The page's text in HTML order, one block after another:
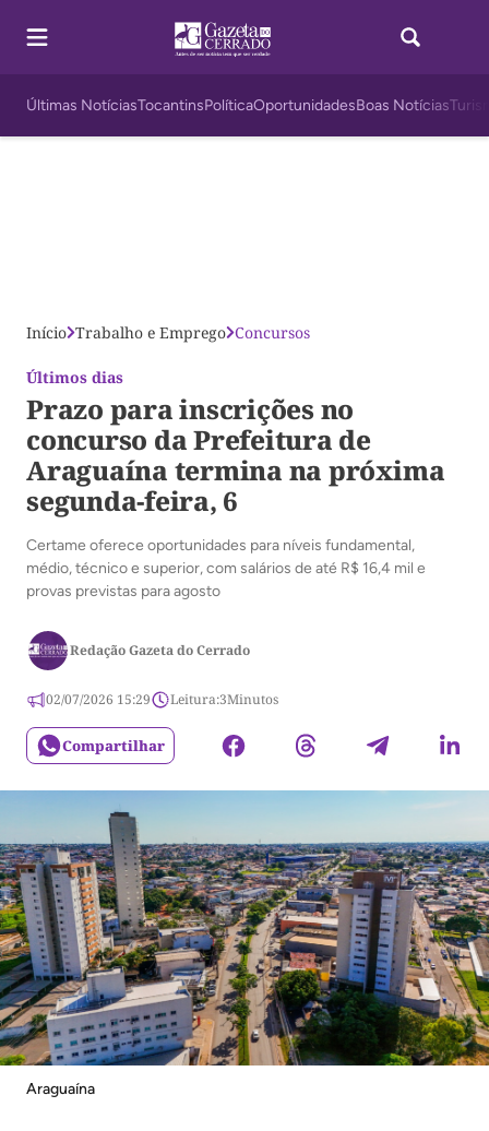
Últimas NotíciasTocantinsPolíticaOportunidadesBoas Notícias
Início Trabalho e Emprego Concursos
Últimos dias
Prazo para inscrições no
concurso da Prefeitura de
Araguaína termina na próxima
segunda-feira, 6
Certame oferece oportunidades para níveis fundamental,
médio, técnico e superior, com salários de até R$ 16,4 mil e
provas previstas para agosto
Redação Gazeta do Cerrado
02/07/2026 15:29 Leitura:3Minutos
Compartilhar
Araguaína